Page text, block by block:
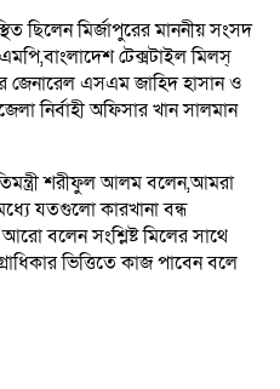
ছিলেন মির্জাপুরের মাননীয় সংসদ
টেক্সটাইল মিলস্
জেনারেল এসএম জাহিদ হাসান ও
নির্বাহী অফিসার খান সালমান
শরীফুল আলম বলেন,আমরা
যতগুলো কারখানা বন্ধ
বলেন সংশ্লিষ্ট মিলের সাথে
ভিত্তিতে কাজ পাবেন বলে